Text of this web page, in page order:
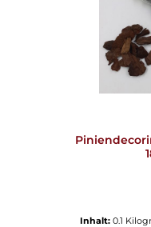
Inhalt: 0.1